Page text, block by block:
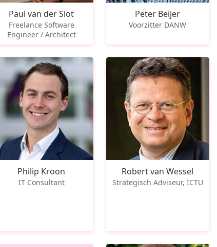
Paul van der Slot
Freelance Software
Engineer / Architect
Peter Beijer
Voorzitter DANW
Philip Kroon
IT Consultant
Robert van Wessel
Strategisch Adviseur, ICTU